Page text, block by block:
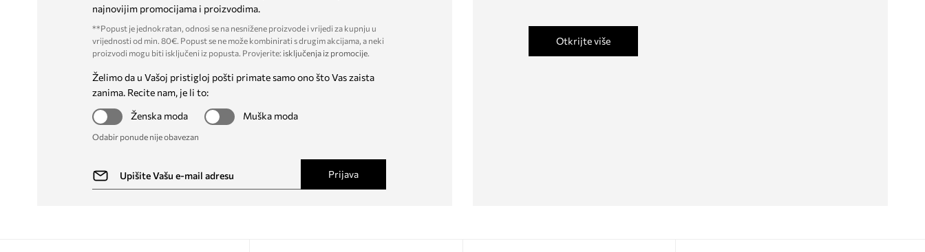
najnovijim promocijama i proizvodima.
**Popust je jednokratan, odnosi se na nesnižene proizvode i vrijedi za kupnju u
vrijednosti od min. 80€. Popust se ne može kombinirati s drugim akcijama, a neki
proizvodi mogu biti isključeni iz popusta. Provjerite: isključenja iz promocije
Želimo da u Vašoj pristigloj pošti primate samo ono što Vas zaista
zanima. Recite nam, je li to:
Ženska moda
Muška moda
Odabir ponude nije obavezan
Prijava
Otkrijte više